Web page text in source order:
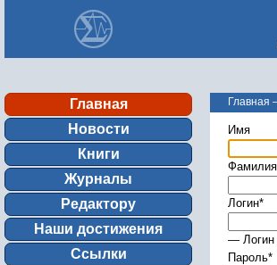
Главная
Новости
Книги
Журналы
Редактору
Наши достижения
Ссылки
Главная
Имя
Фамилия
Логин*
— Логин
Пароль*